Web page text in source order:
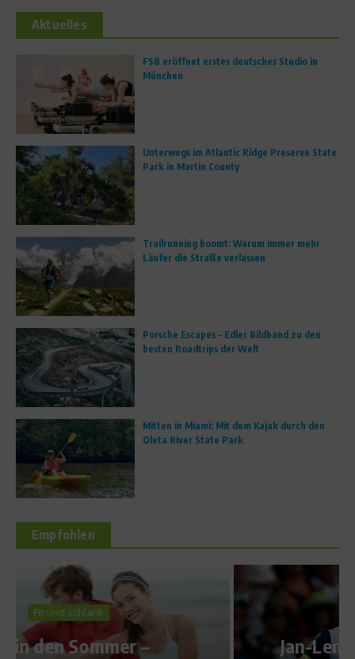
Aktuelles
FS8 eröffnet erstes deutsches Studio in
München
Unterwegs im Atlantic Ridge Preserve State
Park in Martin County
Trailrunning boomt: Warum immer mehr
Läufer die Straße verlassen
Porsche Escapes – Edler Bildband zu den
besten Roadtrips der Welt
Mitten in Miami: Mit dem Kajak durch den
Oleta River State Park
Empfohlen
Jan-Lennard Struff scheitert